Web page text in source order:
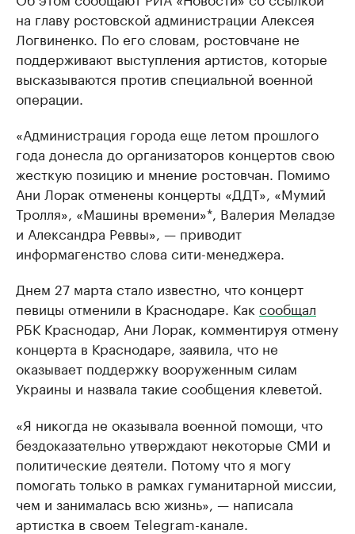
на главу ростовской администрации Алексея
Логвиненко. По его словам, ростовчане не
поддерживают выступления артистов, которые
высказываются против специальной военной
операции.
«Администрация города еще летом прошлого
года донесла до организаторов концертов свою
жесткую позицию и мнение ростовчан. Помимо
Ани Лорак отменены концерты «ДДТ», «Мумий
Тролля», «Машины времени»*, Валерия Меладзе
и Александра Реввы», — приводит
информагенство слова сити-менеджера.
Днем 27 марта стало известно, что концерт
певицы отменили в Краснодаре. Как сообщал
РБК Краснодар, Ани Лорак, комментируя отмену
концерта в Краснодаре, заявила, что не
оказывает поддержку вооруженным силам
Украины и назвала такие сообщения клеветой.
«Я никогда не оказывала военной помощи, что
бездоказательно утверждают некоторые СМИ и
политические деятели. Потому что я могу
помогать только в рамках гуманитарной миссии,
чем и занималась всю жизнь», — написала
артистка в своем Telegram-канале.